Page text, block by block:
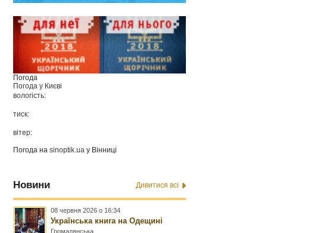
Погода
Погода у Києві
вологість:
тиск:
вітер:
Погода наsinoptik.ua у Вінниці
Новини Дивитися всі
08 червня 2026 о 16:34
Українська книга на Одещині
Громадянська